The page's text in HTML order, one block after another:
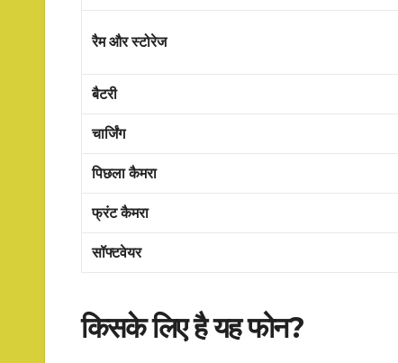
रैम और स्टोरेज
बैटरी
चार्जिंग
पिछला कैमरा
फ्रंट कैमरा
सॉफ्टवेयर
किसके लिए है यह फोन?